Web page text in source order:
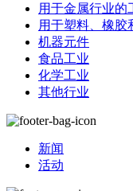
用于金属行业的
用于塑料、橡胶
机器元件
食品工业
化学工业
其他行业
新闻
活动